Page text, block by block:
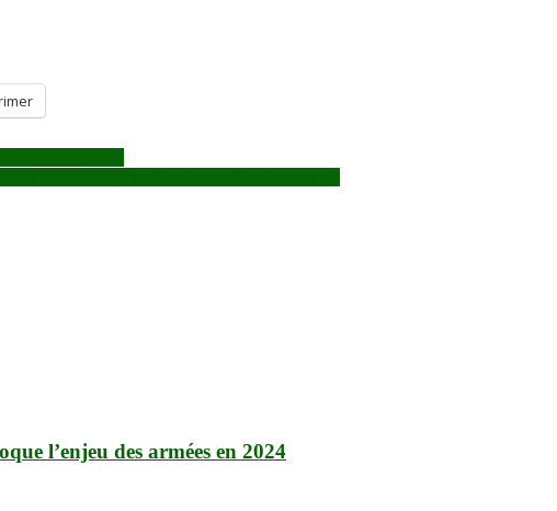
l’enjeu des armées en 2024